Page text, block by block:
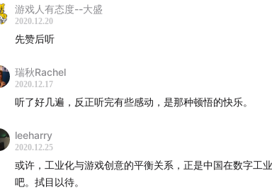
作为计量的人，游戏打工人？ 1500个人团队的
级团队
控制
伟大的是金字塔还是莎士比亚？本雅明《机械复制
是符合理想状态的工业化进程还是内卷？
独立游戏的现状，产学研和工业化带来的人才培养
游戏人有态度--大盛
2020.12.20
先赞后听
瑞秋Rachel
2020.12.17
听了好几遍，反正听完有些感动，是那种顿悟的快乐。
leeharry
2020.12.25
或许，工业化与游戏创意的平衡关系，正是中国在数字工
吧。拭目以待。